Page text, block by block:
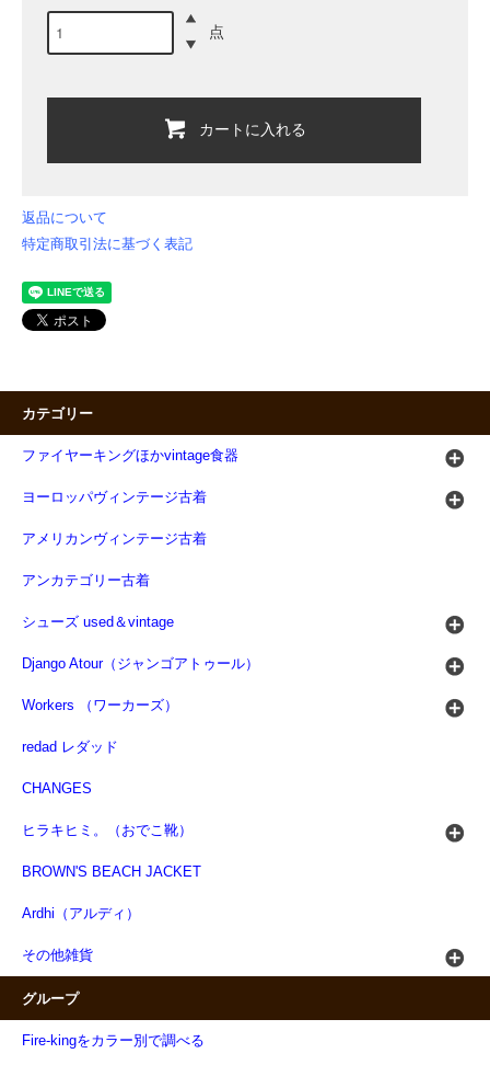
点
カートに入れる
返品について
特定商取引法に基づく表記
カテゴリー
ファイヤーキングほかvintage食器
ヨーロッパヴィンテージ古着
アメリカンヴィンテージ古着
アンカテゴリー古着
シューズ used＆vintage
Django Atour（ジャンゴアトゥール）
Workers （ワーカーズ）
redad レダッド
CHANGES
ヒラキヒミ。（おでこ靴）
BROWN'S BEACH JACKET
Ardhi（アルディ）
その他雑貨
グループ
Fire-kingをカラー別で調べる